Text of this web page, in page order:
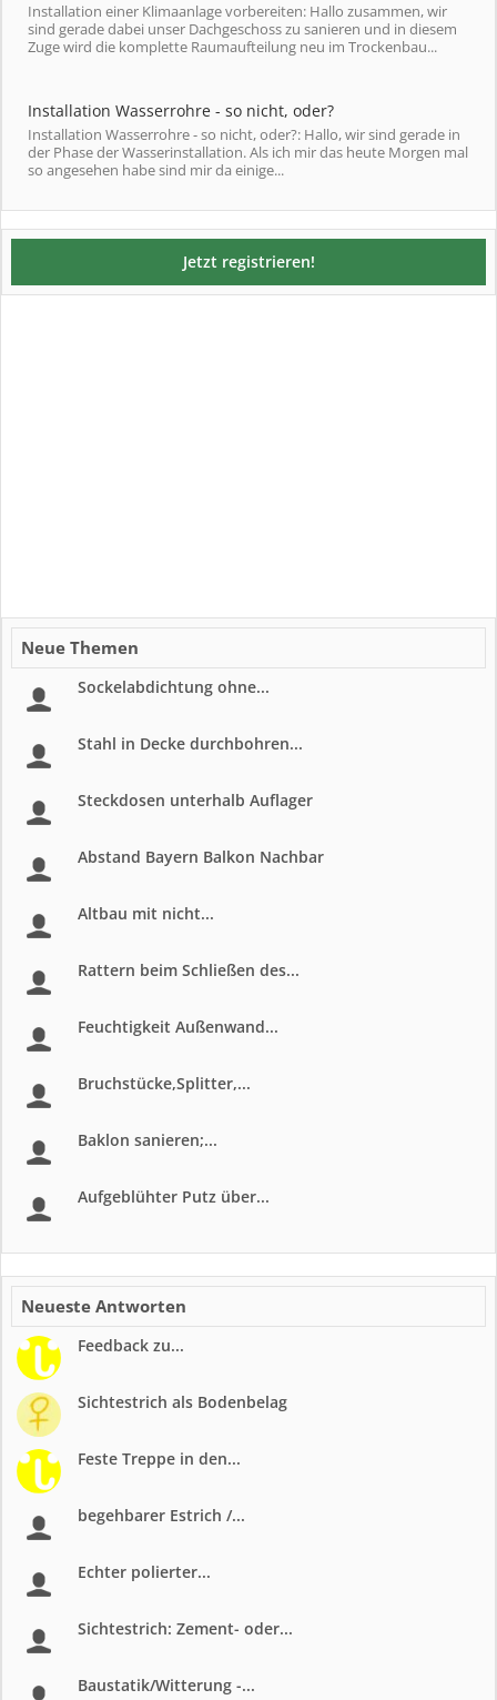
Installation einer Klimaanlage vorbereiten: Hallo zusammen, wir
sind gerade dabei unser Dachgeschoss zu sanieren und in diesem
Zuge wird die komplette Raumaufteilung neu im Trockenbau...
Installation Wasserrohre - so nicht, oder?
Installation Wasserrohre - so nicht, oder?: Hallo, wir sind gerade in
der Phase der Wasserinstallation. Als ich mir das heute Morgen mal
so angesehen habe sind mir da einige...
Jetzt registrieren!
Neue Themen
Sockelabdichtung ohne...
Stahl in Decke durchbohren...
Steckdosen unterhalb Auflager
Abstand Bayern Balkon Nachbar
Altbau mit nicht...
Rattern beim Schließen des...
Feuchtigkeit Außenwand...
Bruchstücke,Splitter,...
Baklon sanieren;...
Aufgeblühter Putz über...
Neueste Antworten
Feedback zu...
Sichtestrich als Bodenbelag
Feste Treppe in den...
begehbarer Estrich /...
Echter polierter...
Sichtestrich: Zement- oder...
Baustatik/Witterung -...